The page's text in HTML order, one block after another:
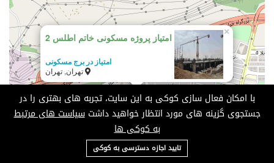
امتیاز پروژه مسکونی خاتم اطلس 2
امتیاز پروژه مسکونی خاتم اطلس 2
امتیاز در برج مسکونی
تهران, تهران
×
09124685136
با امکان فعال سازی کوکی به این سایت، تجربه های بهتری را در
جستجوی گزینه های مورد انتظار خواهید داشتسیاست های مرتبط
به کوکی ها
تایید اجازه دسترسی به کوکی